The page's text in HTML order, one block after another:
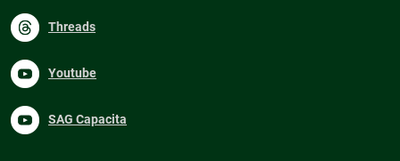
Threads
Youtube
SAG Capacita